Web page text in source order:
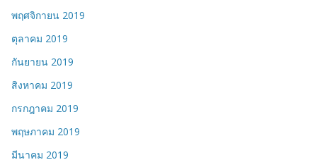
พฤศจิกายน 2019
ตุลาคม 2019
กันยายน 2019
สิงหาคม 2019
กรกฎาคม 2019
พฤษภาคม 2019
มีนาคม 2019